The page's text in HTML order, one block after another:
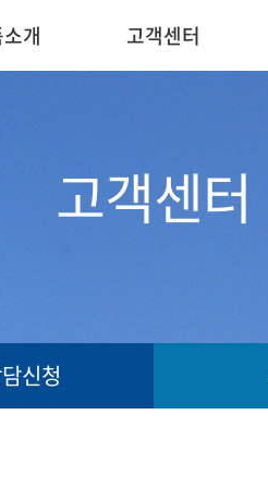
개 고객센터
고객센터
신청